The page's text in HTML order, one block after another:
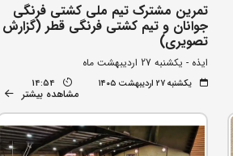
تمرین مشترک تیم ملی کشتی فرنگی
جوانان و تیم کشتی فرنگی قطر (گزارش
تصویری)
ایذه - یکشنبه 27 اردیبهشت ماه
یکشنبه ۲۷ اردیبهشت ۱۴۰۵ 14:54
مشاهده بیشتر